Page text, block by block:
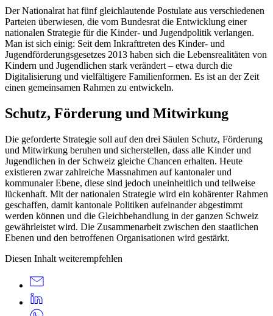
Der Nationalrat hat fünf gleichlautende Postulate aus verschiedenen
Parteien überwiesen, die vom Bundesrat die Entwicklung einer
nationalen Strategie für die Kinder- und Jugendpolitik verlangen.
Man ist sich einig: Seit dem Inkrafttreten des Kinder- und
Jugendförderungsgesetzes 2013 haben sich die Lebensrealitäten von
Kindern und Jugendlichen stark verändert – etwa durch die
Digitalisierung und vielfältigere Familienformen. Es ist an der Zeit
einen gemeinsamen Rahmen zu entwickeln.
Schutz, Förderung und Mitwirkung
Die geforderte Strategie soll auf den drei Säulen Schutz, Förderung
und Mitwirkung beruhen und sicherstellen, dass alle Kinder und
Jugendlichen in der Schweiz gleiche Chancen erhalten. Heute
existieren zwar zahlreiche Massnahmen auf kantonaler und
kommunaler Ebene, diese sind jedoch uneinheitlich und teilweise
lückenhaft. Mit der nationalen Strategie wird ein kohärenter Rahmen
geschaffen, damit kantonale Politiken aufeinander abgestimmt
werden können und die Gleichbehandlung in der ganzen Schweiz
gewährleistet wird. Die Zusammenarbeit zwischen den staatlichen
Ebenen und den betroffenen Organisationen wird gestärkt.
Diesen Inhalt weiterempfehlen